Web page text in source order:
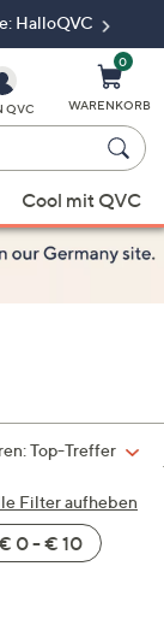
HalloQVC
QVC
0
WARENKORB
Cool mit QVC
Top-Treffer
Filter aufheben
0 - € 10